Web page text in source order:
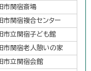
市関宿斎場
市関宿複合センター
市立関宿子ども館
市関宿老人憩いの家
市立関宿会館